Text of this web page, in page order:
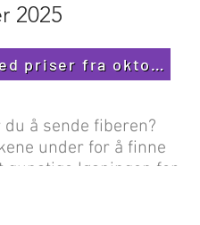
2025
Last ned priser fra oktober 2025
å sende fiberen?
under for å finne
gunstige løsningen for